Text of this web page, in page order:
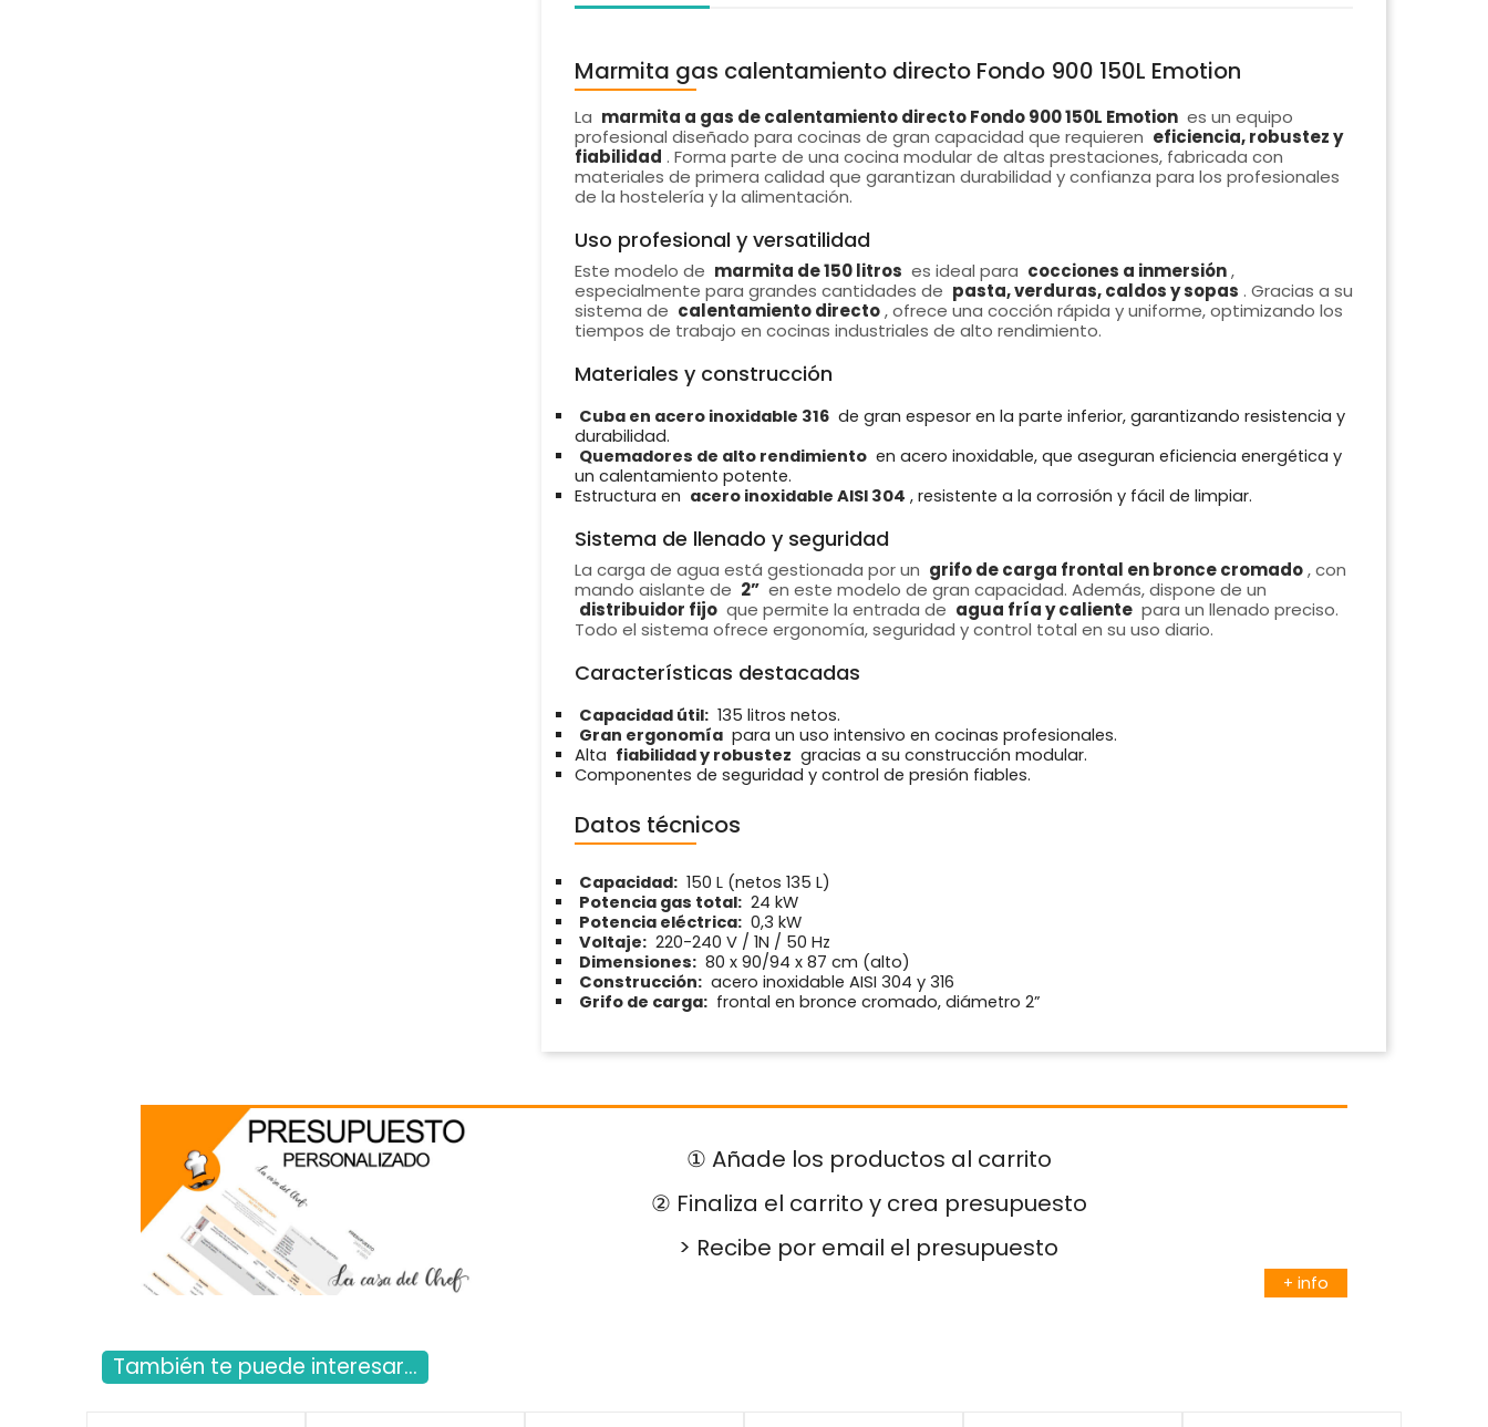
Marmita gas calentamiento directo Fondo 900 150L Emotion
La marmita a gas de calentamiento directo Fondo 900 150L Emotion es un equipo
profesional diseñado para cocinas de gran capacidad que requieren eficiencia, robustez y
fiabilidad . Forma parte de una cocina modular de altas prestaciones, fabricada con
materiales de primera calidad que garantizan durabilidad y confianza para los profesionales
de la hostelería y la alimentación.
Uso profesional y versatilidad
Este modelo de marmita de 150 litros es ideal para cocciones a inmersión ,
especialmente para grandes cantidades de pasta, verduras, caldos y sopas . Gracias a su
sistema de calentamiento directo , ofrece una cocción rápida y uniforme, optimizando los
tiempos de trabajo en cocinas industriales de alto rendimiento.
Materiales y construcción
Cuba en acero inoxidable 316 de gran espesor en la parte inferior, garantizando resistencia y
durabilidad.
Quemadores de alto rendimiento en acero inoxidable, que aseguran eficiencia energética y
un calentamiento potente.
Estructura en acero inoxidable AISI 304 , resistente a la corrosión y fácil de limpiar.
Sistema de llenado y seguridad
La carga de agua está gestionada por un grifo de carga frontal en bronce cromado , con
mando aislante de 2” en este modelo de gran capacidad. Además, dispone de un
distribuidor fijo que permite la entrada de agua fría y caliente para un llenado preciso.
Todo el sistema ofrece ergonomía, seguridad y control total en su uso diario.
Características destacadas
Capacidad útil: 135 litros netos.
Gran ergonomía para un uso intensivo en cocinas profesionales.
Alta fiabilidad y robustez gracias a su construcción modular.
Componentes de seguridad y control de presión fiables.
Datos técnicos
Capacidad: 150 L (netos 135 L)
Potencia gas total: 24 kW
Potencia eléctrica: 0,3 kW
Voltaje: 220-240 V / 1N / 50 Hz
Dimensiones: 80 x 90/94 x 87 cm (alto)
Construcción: acero inoxidable AISI 304 y 316
Grifo de carga: frontal en bronce cromado, diámetro 2”
① Añade los productos al carrito
② Finaliza el carrito y crea presupuesto
> Recibe por email el presupuesto
+ info
También te puede interesar...